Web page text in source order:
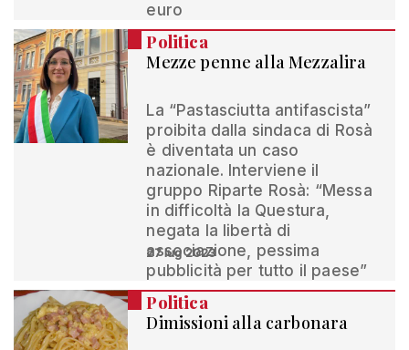
euro
Politica
Mezze penne alla Mezzalira
La “Pastasciutta antifascista”
proibita dalla sindaca di Rosà
è diventata un caso
nazionale. Interviene il
gruppo Riparte Rosà: “Messa
in difficoltà la Questura,
negata la libertà di
associazione, pessima
pubblicità per tutto il paese”
27 lug 2023
Politica
Dimissioni alla carbonara